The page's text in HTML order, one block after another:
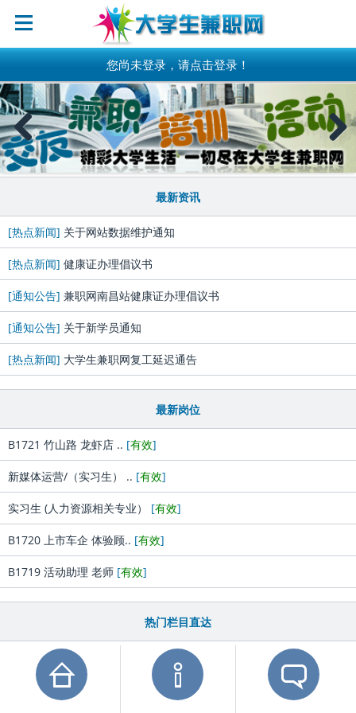
您尚未登录，请点击登录！
Previous Next
最新资讯
[热点新闻] 关于网站数据维护通知
[热点新闻] 健康证办理倡议书
[通知公告] 兼职网南昌站健康证办理倡议书
[通知公告] 关于新学员通知
[热点新闻] 大学生兼职网复工延迟通告
最新岗位
B1721 竹山路 龙虾店 .. [有效]
新媒体运营/（实习生） .. [有效]
实习生 (人力资源相关专业） [有效]
B1720 上市车企 体验顾.. [有效]
B1719 活动助理 老师 [有效]
热门栏目直达